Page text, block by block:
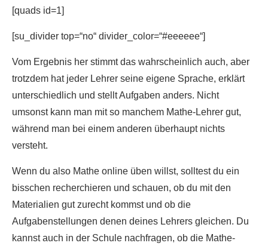
[quads id=1]
[su_divider top=“no“ divider_color=“#eeeeee“]
Vom Ergebnis her stimmt das wahrscheinlich auch, aber
trotzdem hat jeder Lehrer seine eigene Sprache, erklärt
unterschiedlich und stellt Aufgaben anders. Nicht
umsonst kann man mit so manchem Mathe-Lehrer gut,
während man bei einem anderen überhaupt nichts
versteht.
Wenn du also Mathe online üben willst, solltest du ein
bisschen recherchieren und schauen, ob du mit den
Materialien gut zurecht kommst und ob die
Aufgabenstellungen denen deines Lehrers gleichen. Du
kannst auch in der Schule nachfragen, ob die Mathe-